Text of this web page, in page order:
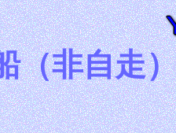
（非自走